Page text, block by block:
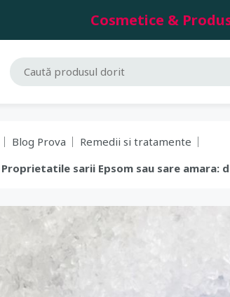
Cosmetice &
Blog Prova
Remedii si tratamente
sarii Epsom sau sare amara: